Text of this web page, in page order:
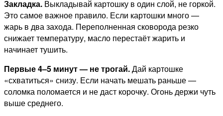
Закладка. Выкладывай картошку в один слой, не горкой.
Это самое важное правило. Если картошки много —
жарь в два захода. Переполненная сковорода резко
снижает температуру, масло перестаёт жарить и
начинает тушить.
Первые 4–5 минут — не трогай.Дай картошке
«схватиться» снизу. Если начать мешать раньше —
соломка поломается и не даст корочку. Огонь держи чуть
выше среднего.